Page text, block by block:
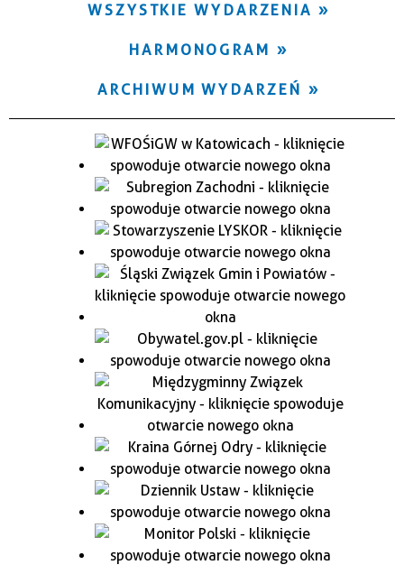
WSZYSTKIE WYDARZENIA
HARMONOGRAM
ARCHIWUM WYDARZEŃ